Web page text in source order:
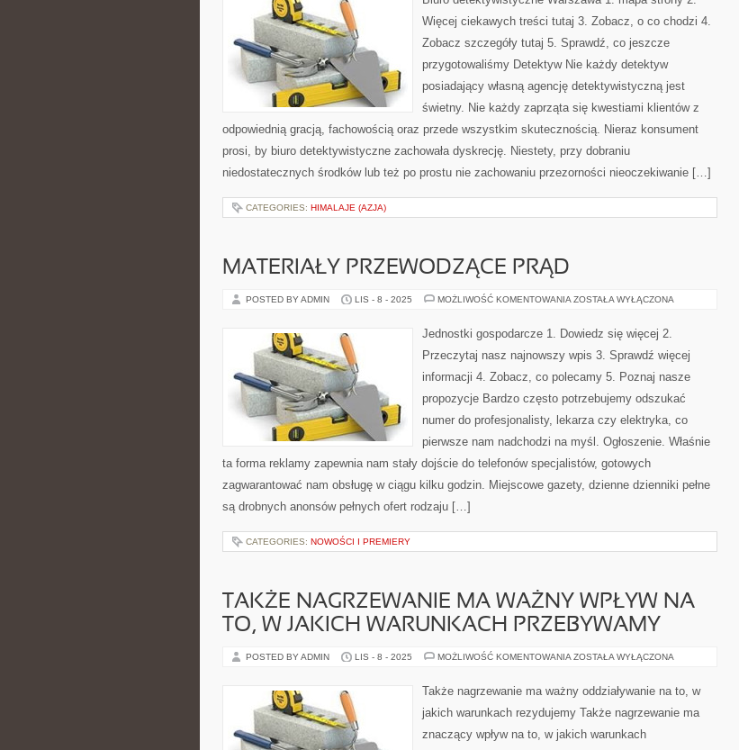
Więcej ciekawych treści tutaj 3. Zobacz, o co chodzi 4.
Zobacz szczegóły tutaj 5. Sprawdź, co jeszcze
przygotowaliśmy Detektyw Nie każdy detektyw
posiadający własną agencję detektywistyczną jest
świetny. Nie każdy zaprząta się kwestiami klientów z
odpowiednią gracją, fachowością oraz przede wszystkim skutecznością. Nieraz konsument
prosi, by biuro detektywistyczne zachowała dyskrecję. Niestety, przy dobraniu
niedostatecznych środków lub też po prostu nie zachowaniu przezorności nieoczekiwanie […]
CATEGORIES: HIMALAJE (AZJA)
MATERIAŁY PRZEWODZĄCE PRĄD
POSTED BY ADMIN LIS - 8 - 2025 MOŻLIWOŚĆ KOMENTOWANIA MATERIAŁY
ZOSTAŁA WYŁĄCZONA
Jednostki gospodarcze 1. Dowiedz się więcej 2.
Przeczytaj nasz najnowszy wpis 3. Sprawdź więcej
informacji 4. Zobacz, co polecamy 5. Poznaj nasze
propozycje Bardzo często potrzebujemy odszukać
numer do profesjonalisty, lekarza czy elektryka, co
pierwsze nam nadchodzi na myśl. Ogłoszenie. Właśnie
ta forma reklamy zapewnia nam stały dojście do telefonów specjalistów, gotowych
zagwarantować nam obsługę w ciągu kilku godzin. Miejscowe gazety, dzienne dzienniki pełne
są drobnych anonsów pełnych ofert rodzaju […]
CATEGORIES: NOWOŚCI I PREMIERY
TAKŻE NAGRZEWANIE MA WAŻNY WPŁYW NA
TO, W JAKICH WARUNKACH PRZEBYWAMY
POSTED BY ADMIN LIS - 8 - 2025 MOŻLIWOŚĆ KOMENTOWANIA TAKŻE
WAŻNY
WPŁYW
TO,
JAKICH
ZOSTAŁA WYŁĄCZONA
Także nagrzewanie ma ważny oddziaływanie na to, w
jakich warunkach rezydujemy Także nagrzewanie ma
znaczący wpływ na to, w jakich warunkach